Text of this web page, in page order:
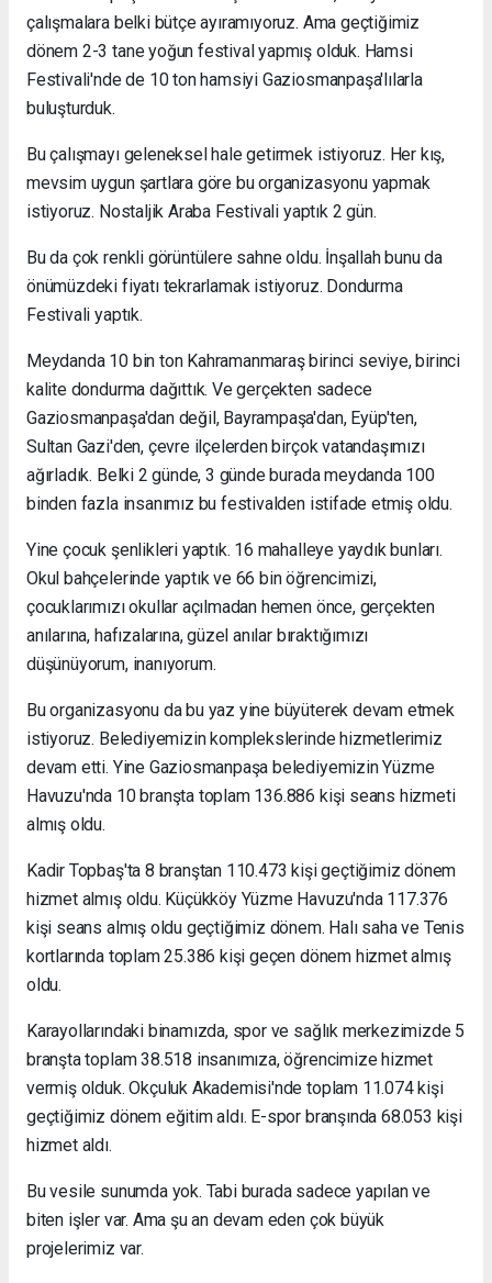
çalışmalara belki bütçe ayıramıyoruz. Ama geçtiğimiz
dönem 2-3 tane yoğun festival yapmış olduk. Hamsi
Festivali'nde de 10 ton hamsiyi Gaziosmanpaşa'lılarla
buluşturduk.
Bu çalışmayı geleneksel hale getirmek istiyoruz. Her kış,
mevsim uygun şartlara göre bu organizasyonu yapmak
istiyoruz. Nostaljik Araba Festivali yaptık 2 gün.
Bu da çok renkli görüntülere sahne oldu. İnşallah bunu da
önümüzdeki fiyatı tekrarlamak istiyoruz. Dondurma
Festivali yaptık.
Meydanda 10 bin ton Kahramanmaraş birinci seviye, birinci
kalite dondurma dağıttık. Ve gerçekten sadece
Gaziosmanpaşa'dan değil, Bayrampaşa'dan, Eyüp'ten,
Sultan Gazi'den, çevre ilçelerden birçok vatandaşımızı
ağırladık. Belki 2 günde, 3 günde burada meydanda 100
binden fazla insanımız bu festivalden istifade etmiş oldu.
Yine çocuk şenlikleri yaptık. 16 mahalleye yaydık bunları.
Okul bahçelerinde yaptık ve 66 bin öğrencimizi,
çocuklarımızı okullar açılmadan hemen önce, gerçekten
anılarına, hafızalarına, güzel anılar bıraktığımızı
düşünüyorum, inanıyorum.
Bu organizasyonu da bu yaz yine büyüterek devam etmek
istiyoruz. Belediyemizin komplekslerinde hizmetlerimiz
devam etti. Yine Gaziosmanpaşa belediyemizin Yüzme
Havuzu'nda 10 branşta toplam 136.886 kişi seans hizmeti
almış oldu.
Kadir Topbaş'ta 8 branştan 110.473 kişi geçtiğimiz dönem
hizmet almış oldu. Küçükköy Yüzme Havuzu'nda 117.376
kişi seans almış oldu geçtiğimiz dönem. Halı saha ve Tenis
kortlarında toplam 25.386 kişi geçen dönem hizmet almış
oldu.
Karayollarındaki binamızda, spor ve sağlık merkezimizde 5
branşta toplam 38.518 insanımıza, öğrencimize hizmet
vermiş olduk. Okçuluk Akademisi'nde toplam 11.074 kişi
geçtiğimiz dönem eğitim aldı. E-spor branşında 68.053 kişi
hizmet aldı.
Bu vesile sunumda yok. Tabi burada sadece yapılan ve
biten işler var. Ama şu an devam eden çok büyük
projelerimiz var.